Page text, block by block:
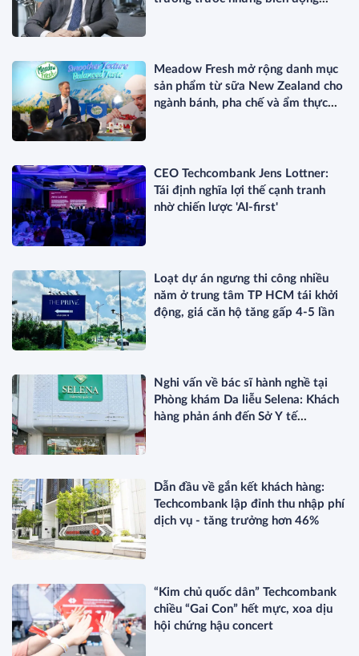
Meadow Fresh mở rộng danh mục
sản phẩm từ sữa New Zealand cho
ngành bánh, pha chế và ẩm thực
CEO Techcombank Jens Lottner:
Tái định nghĩa lợi thế cạnh tranh
nhờ chiến lược 'AI-first'
Loạt dự án ngưng thi công nhiều
năm ở trung tâm TP HCM tái khởi
động, giá căn hộ tăng gấp 4-5 lần
Nghi vấn về bác sĩ hành nghề tại
Phòng khám Da liễu Selena: Khách
hàng phản ánh đến Sở Y tế
Dẫn đầu về gắn kết khách hàng:
Techcombank lập đỉnh thu nhập phí
dịch vụ - tăng trưởng hơn 46%
“Kim chủ quốc dân” Techcombank
chiều “Gai Con” hết mực, xoa dịu
hội chứng hậu concert